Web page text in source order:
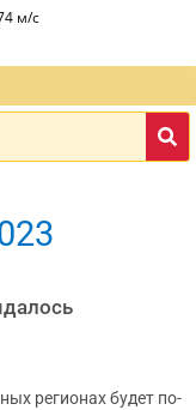
м/с
регионах будет по-